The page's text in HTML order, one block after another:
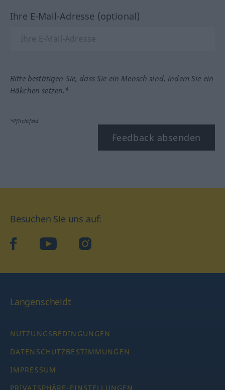
Ihre E-Mail-Adresse (optional)
Bitte bestätigen Sie, dass Sie ein Mensch sind, indem Sie ein
Häkchen setzen.*
*Pflichtfeld
Feedback absenden
Besuchen Sie uns auf:
facebookYouTube Instagram
Langenscheidt
NUTZUNGSBEDINGUNGEN
DATENSCHUTZBESTIMMUNGEN
IMPRESSUM
PRIVATSPHÄRE-EINSTELLUNGEN